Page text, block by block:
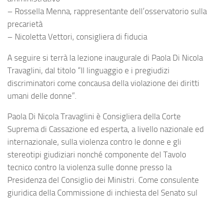
– Rossella Menna, rappresentante dell’osservatorio sulla
precarietà
– Nicoletta Vettori, consigliera di fiducia
A seguire si terrà la lezione inaugurale di Paola Di Nicola
Travaglini, dal titolo “Il linguaggio e i pregiudizi
discriminatori come concausa della violazione dei diritti
umani delle donne”.
Paola Di Nicola Travaglini è Consigliera della Corte
Suprema di Cassazione ed esperta, a livello nazionale ed
internazionale, sulla violenza contro le donne e gli
stereotipi giudiziari nonché componente del Tavolo
tecnico contro la violenza sulle donne presso la
Presidenza del Consiglio dei Ministri. Come consulente
giuridica della Commissione di inchiesta del Senato sul